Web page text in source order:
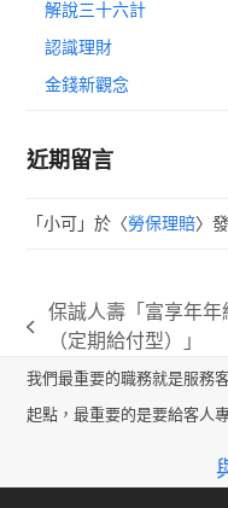
解說三十六計
認識理財
金錢新觀念
近期留言
「小可 」於〈勞保理賠〉
previous
post:
保誠人壽「富享年年
（定期給付型）」
我們最重要的職務就是服務
起點，最重要的是要給客人